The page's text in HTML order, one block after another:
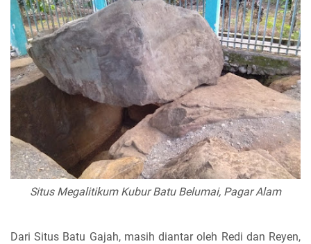
Situs Megalitikum Kubur Batu Belumai, Pagar Alam
Dari Situs Batu Gajah, masih diantar oleh Redi dan Reyen,